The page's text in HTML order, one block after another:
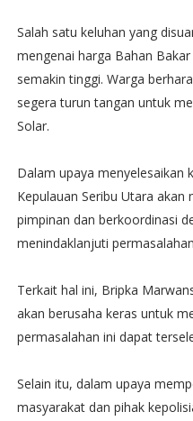
Salah satu keluhan yang
mengenai harga Bahan
semakin tinggi. Warga
segera turun tangan untuk
Solar.
Dalam upaya menyelesaikan
Kepulauan Seribu Utara akan
pimpinan dan berkoordinasi
menindaklanjuti
Terkait hal ini, Bripka
akan berusaha keras untuk
permasalahan ini dapat
Selain itu, dalam upaya
masyarakat dan pihak